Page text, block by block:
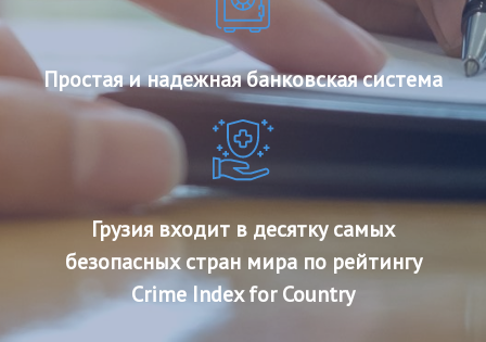
Простая и надежная банковская система
Грузия входит в десятку самых
безопасных стран мира по рейтингу
Crime Index for Country